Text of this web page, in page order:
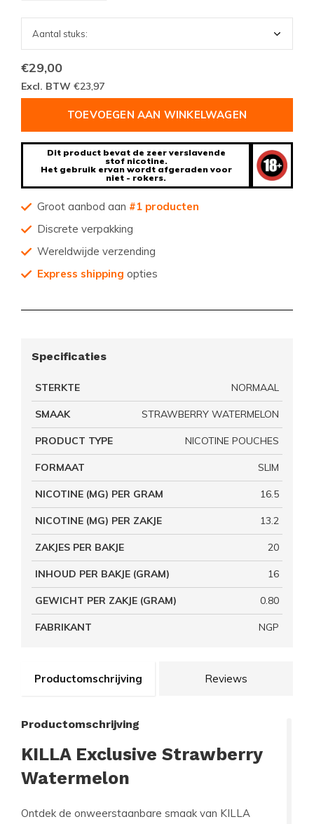
€29,00
Excl. BTW €23,97
TOEVOEGEN AAN WINKELWAGEN
Dit product bevat de zeer verslavende
stof nicotine.
Het gebruik ervan wordt afgeraden voor
niet - rokers.
Groot aanbod aan #1 producten
Discrete verpakking
Wereldwijde verzending
Express shipping opties
Productomschrijving Reviews
Productomschrijving
KILLA Exclusive Strawberry
Watermelon
Ontdek de onweerstaanbare smaak van KILLA
Specificaties
STERKTE NORMAAL
SMAAK STRAWBERRY WATERMELON
PRODUCT TYPE NICOTINE POUCHES
FORMAAT SLIM
NICOTINE (MG) PER GRAM 16.5
NICOTINE (MG) PER ZAKJE 13.2
ZAKJES PER BAKJE 20
INHOUD PER BAKJE (GRAM) 16
GEWICHT PER ZAKJE (GRAM) 0.80
FABRIKANT NGP